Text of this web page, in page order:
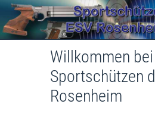
Sportschützen ESV
Willkommen
Sportschützen
Rosenheim